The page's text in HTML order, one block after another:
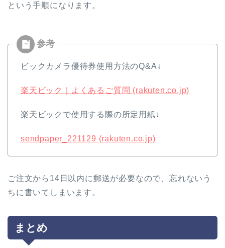
という手順になります。
ビックカメラ優待券使用方法のQ&A↓
楽天ビック｜よくあるご質問 (rakuten.co.jp)
楽天ビックで使用する際の所定用紙↓
sendpaper_221129 (rakuten.co.jp)
ご注文から14日以内に郵送が必要なので、忘れないう
ちに書いてしまいます。
まとめ